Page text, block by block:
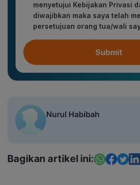
menyetujui Kebijakan Privasi
diwajibkan maka saya telah
persetujuan orang tua/wali
Submit
Nurul Habibah
Bagikan artikel ini: